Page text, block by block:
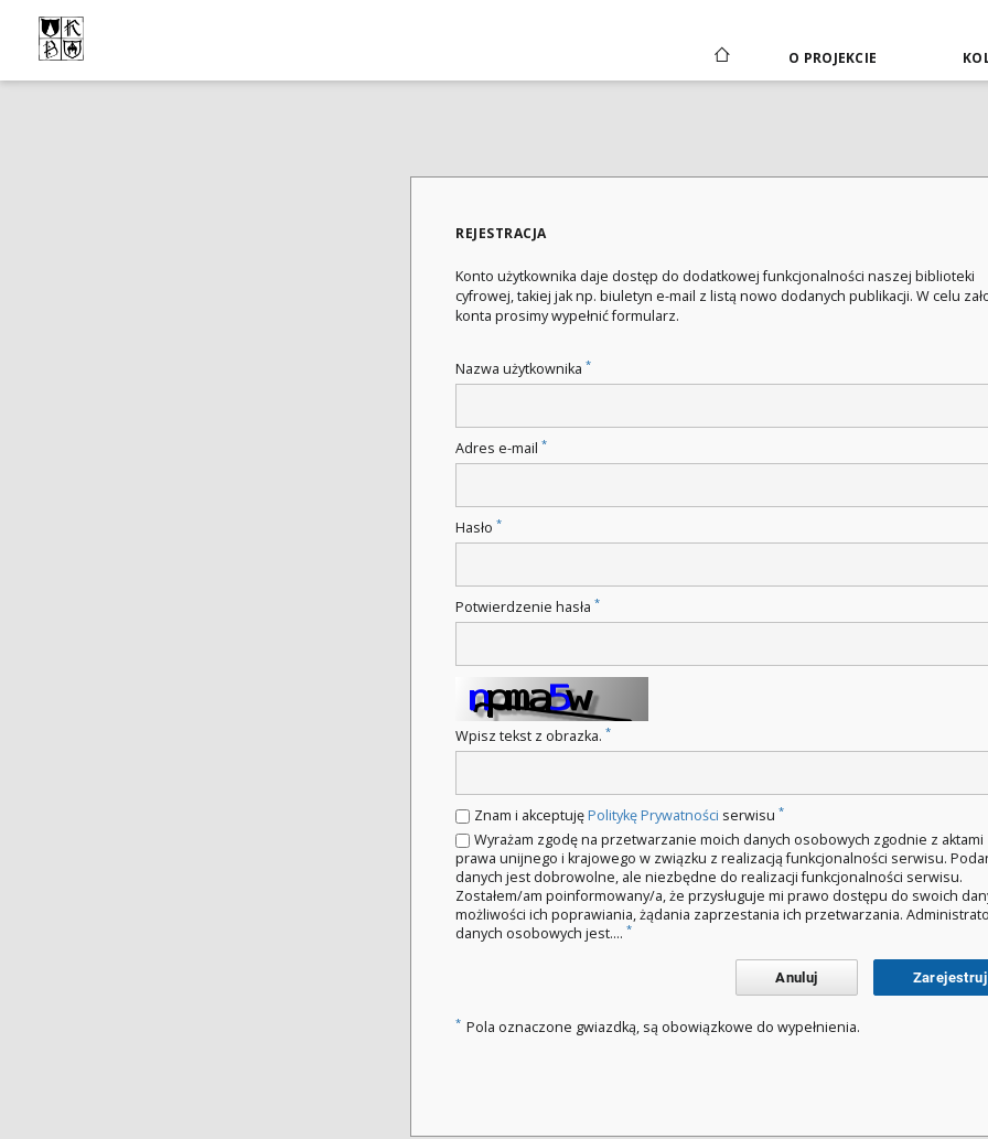
O PROJEKCIE
REJESTRACJA
Konto użytkownika daje dostęp do dodatkowej funkcjonalności naszej biblioteki
cyfrowej, takiej jak np. biuletyn e-mail z listą nowo dodanych publikacji. W celu
konta prosimy wypełnić formularz.
Nazwa użytkownika *
Adres e-mail *
Hasło *
Potwierdzenie hasła *
Wpisz tekst z obrazka. *
Znam i akceptujęPolitykę Prywatności serwisu *
Wyrażam zgodę na przetwarzanie moich danych osobowych zgodnie z aktami
prawa unijnego i krajowego w związku z realizacją funkcjonalności serwisu.
danych jest dobrowolne, ale niezbędne do realizacji funkcjonalności serwisu.
Zostałem/am poinformowany/a, że przysługuje mi prawo dostępu do swoich
możliwości ich poprawiania, żądania zaprzestania ich przetwarzania.
danych osobowych jest.... *
Anuluj Zarejestruj
* Pola oznaczone gwiazdką, są obowiązkowe do wypełnienia.